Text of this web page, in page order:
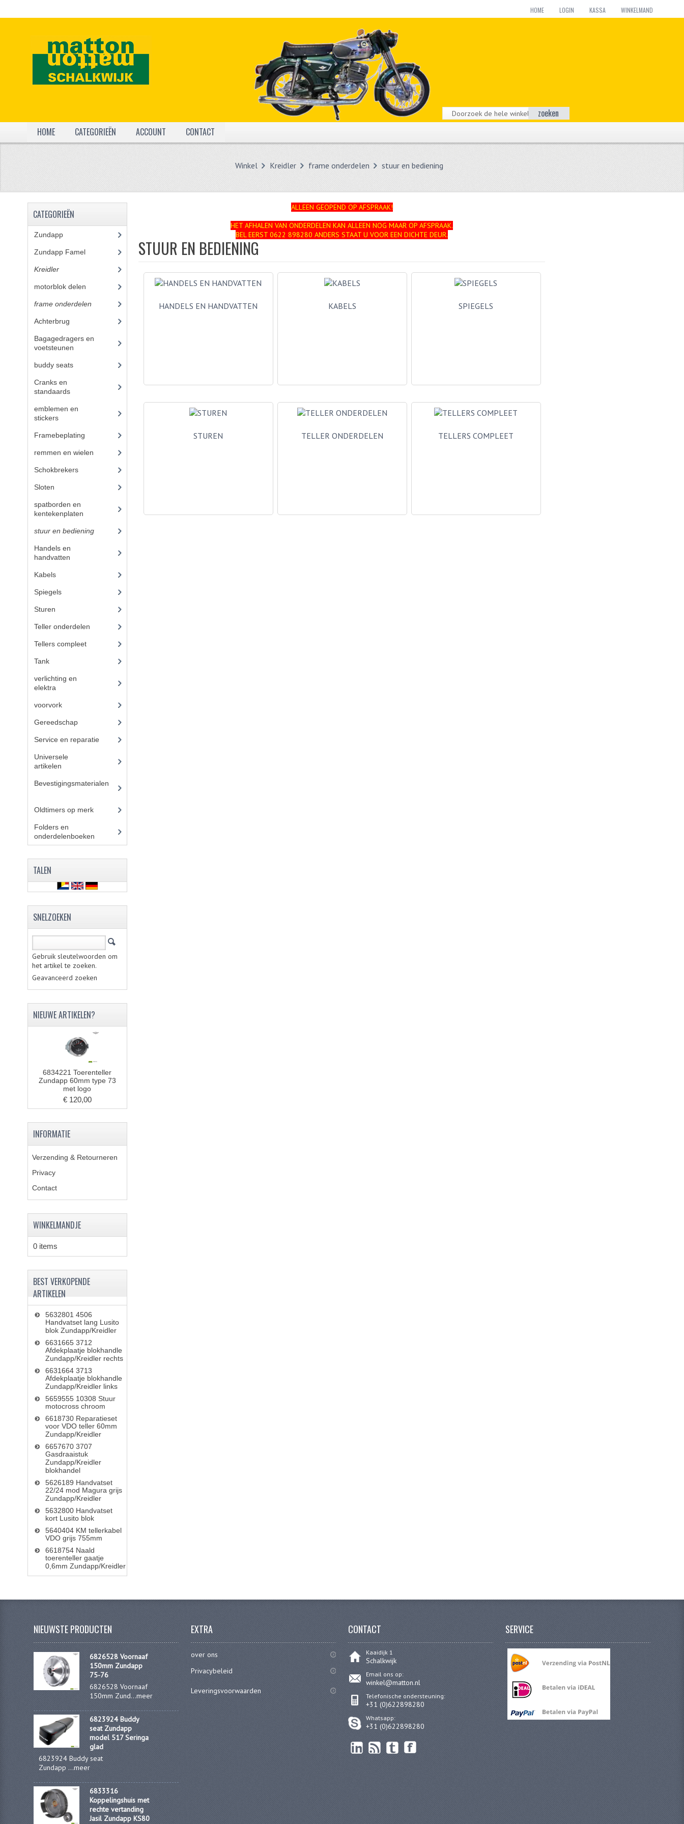
HOME LOGIN KASSA WINKELMAND
zoeken
HOME
CATEGORIEËN ACCOUNT CONTACT
Winkel Kreidler frame onderdelen stuur en bediening
ALLEEN GEOPEND OP AFSPRAAK!
HET AFHALEN VAN ONDERDELEN KAN ALLEEN NOG MAAR OP AFSPRAAK.
BEL EERST 0622 898280 ANDERS STAAT U VOOR EEN DICHTE DEUR.
STUUR EN BEDIENING
HANDELS EN HANDVATTEN KABELS SPIEGELS
STUREN TELLER ONDERDELEN TELLERS COMPLEET
CATEGORIEËN
Zundapp(2590)
Zundapp Famel(61)
Kreidler(648)
motorblok delen
frame onderdelen
Achterbrug
Bagagedragers en
voetsteunen
buddy seats(19)
Cranks en
standaards(10)
emblemen en
stickers(40)
Framebeplating
remmen en wielen
Schokbrekers(11)
Sloten
spatborden en
kentekenplaten
stuur en bediening(89)
Handels en
handvatten
Kabels(25)
Spiegels(2)
Sturen
Teller onderdelen
Tellers compleet(4)
Tank(21)
verlichting en
elektra
voorvork(27)
Gereedschap(5)
Service en reparatie
Universele
artikelen
Bevestigingsmaterialen
Oldtimers op merk(73)
Folders en
onderdelenboeken
TALEN
SNELZOEKEN
Gebruik sleutelwoorden om
het artikel te zoeken.
Geavanceerd zoeken
NIEUWE ARTIKELEN?
6834221 Toerenteller
Zundapp 60mm type 73
met logo
€ 120,00
INFORMATIE
Verzending & Retourneren
Privacy
Contact
WINKELMANDJE
0 items
BEST VERKOPENDE
ARTIKELEN
5632801 4506
Handvatset lang Lusito
blok Zundapp/Kreidler
6631665 3712
Afdekplaatje blokhandle
Zundapp/Kreidler rechts
6631664 3713
Afdekplaatje blokhandle
Zundapp/Kreidler links
5659555 10308 Stuur
motocross chroom
6618730 Reparatieset
voor VDO teller 60mm
Zundapp/Kreidler
6657670 3707
Gasdraaistuk
Zundapp/Kreidler
blokhandel
5626189 Handvatset
22/24 mod Magura grijs
Zundapp/Kreidler
5632800 Handvatset
kort Lusito blok
5640404 KM tellerkabel
VDO grijs 755mm
6618754 Naald
toerenteller gaatje
0,6mm Zundapp/Kreidler
NIEUWSTE PRODUCTEN
6826528 Voornaaf
150mm Zundapp
75-76
6826528 Voornaaf
150mm Zund...meer
6823924 Buddy
seat Zundapp
model 517 Seringa
glad
6823924 Buddy seat
Zundapp ...meer
6833316
Koppelingshuis met
rechte vertanding
Jasil Zundapp KS80
EXTRA
over ons
Privacybeleid
Leveringsvoorwaarden
CONTACT
Kaaidijk 1
Schalkwijk
Email ons op:
winkel@matton.nl
Telefonische ondersteuning:
+31 (0)622898280
Whatsapp:
+31 (0)622898280
SERVICE